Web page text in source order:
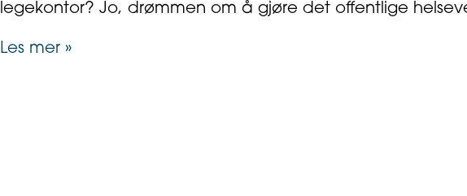
legekontor? Jo, drømmen om å gjøre det offentlige
Les mer »